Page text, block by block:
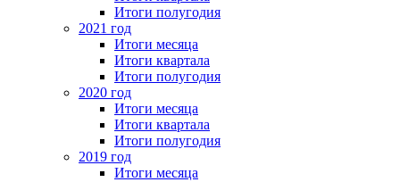
Итоги полугодия
2021 год
Итоги месяца
Итоги квартала
Итоги полугодия
2020 год
Итоги месяца
Итоги квартала
Итоги полугодия
2019 год
Итоги месяца